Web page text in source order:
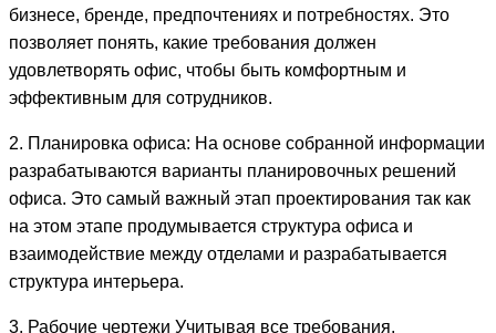
бизнесе, бренде, предпочтениях и потребностях. Это
позволяет понять, какие требования должен
удовлетворять офис, чтобы быть комфортным и
эффективным для сотрудников.
2. Планировка офиса: На основе собранной информации
разрабатываются варианты планировочных решений
офиса. Это самый важный этап проектирования так как
на этом этапе продумывается структура офиса и
взаимодействие между отделами и разрабатывается
структура интерьера.
3. Рабочие чертежи Учитывая все требования,